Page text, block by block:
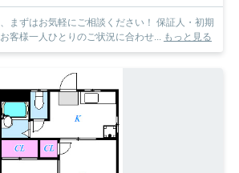
お気軽にご相談ください！ 保証人・初期
客様一人ひとりのご状況に合わせ... もっと見る